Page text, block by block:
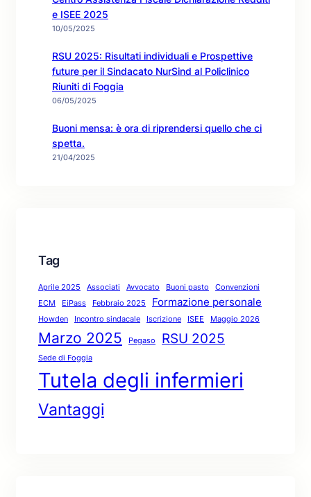
e ISEE 2025
10/05/2025
RSU 2025: Risultati individuali e Prospettive
future per il Sindacato NurSind al Policlinico
Riuniti di Foggia
06/05/2025
Buoni mensa: è ora di riprendersi quello che ci
spetta.
21/04/2025
Tag
Aprile 2025 Associati Avvocato Buoni pasto
Convenzioni
ECM
EiPass Febbraio 2025 Formazione personale
Howden Incontro sindacale Iscrizione ISEE Maggio 2026
Marzo 2025 Pegaso RSU 2025
Sede di Foggia
Tutela degli infermieri
Vantaggi